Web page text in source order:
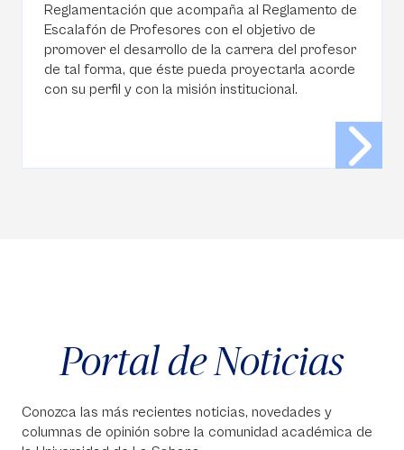
Reglamentación que acompaña al Reglamento de
Escalafón de Profesores con el objetivo de
promover el desarrollo de la carrera del profesor
de tal forma, que éste pueda proyectarla acorde
con su perfil y con la misión institucional.
Portal de Noticias
Conozca las más recientes noticias, novedades y
columnas de opinión sobre la comunidad académica de